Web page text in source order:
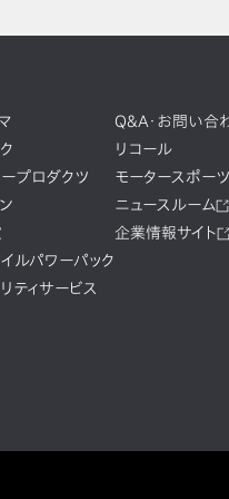
プロダクツ
ルパワーパック
ティサービス
Q&A・お問い合
リコール
モータースポーツ
ニュースルーム
企業情報サイト